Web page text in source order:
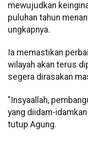
mewujudkan
puluhan tahun
ungkapnya.
Ia memastikan
wilayah akan terus
segera dirasakan
"Insyaallah,
yang diidam-
tutup Agung.